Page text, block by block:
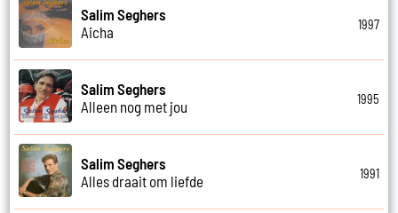
Salim Seghers
Aicha
1997
Salim Seghers
Alleen nog met jou
1995
Salim Seghers
Alles draait om liefde
1991